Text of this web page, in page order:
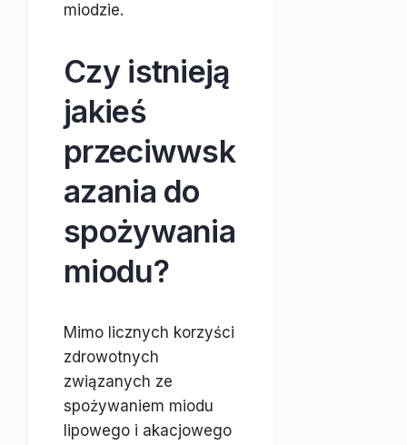
miodzie.
Czy istnieją
jakieś
przeciwwsk
azania do
spożywania
miodu?
Mimo licznych korzyści
zdrowotnych
związanych ze
spożywaniem miodu
lipowego i akacjowego